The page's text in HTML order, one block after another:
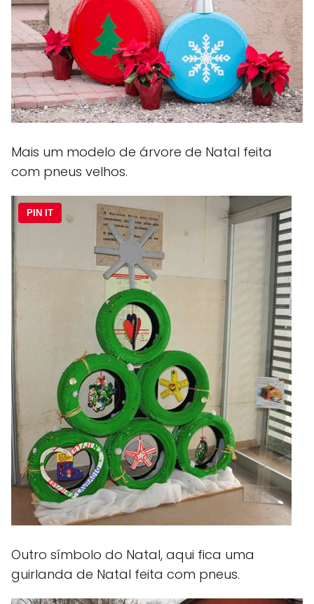
Mais um modelo de árvore de Natal feita
com pneus velhos.
PIN IT
Outro símbolo do Natal, aqui fica uma
guirlanda de Natal feita com pneus.